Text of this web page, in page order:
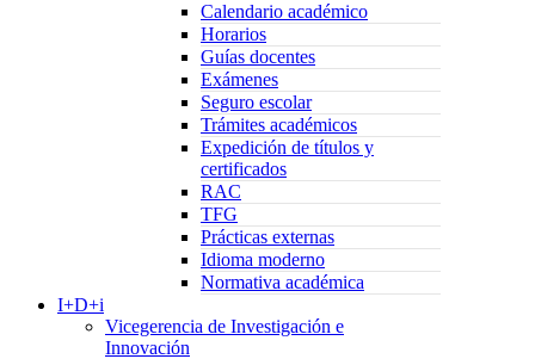
Calendario académico
Horarios
Guías docentes
Exámenes
Seguro escolar
Trámites académicos
Expedición de títulos y
certificados
RAC
TFG
Prácticas externas
Idioma moderno
Normativa académica
I+D+i
Vicegerencia de Investigación e
Innovación